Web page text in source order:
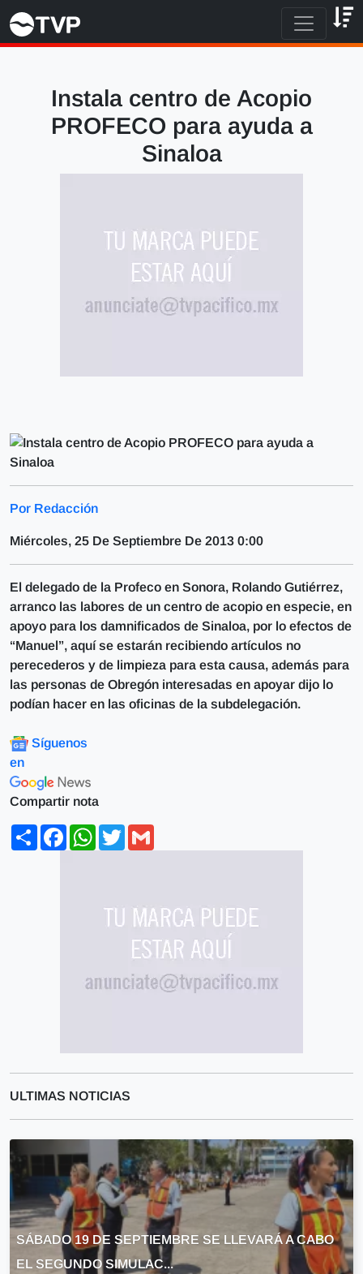
Instala centro de Acopio
PROFECO para ayuda a
Sinaloa
Por Redacción
Miércoles, 25 De Septiembre De 2013 0:00
El delegado de la Profeco en Sonora, Rolando Gutiérrez,
arranco las labores de un centro de acopio en especie, en
apoyo para los damnificados de Sinaloa, por lo efectos de
“Manuel”, aquí se estarán recibiendo artículos no
perecederos y de limpieza para esta causa, además para
las personas de Obregón interesadas en apoyar dijo lo
podían hacer en las oficinas de la subdelegación.
Síguenos
en
Compartir nota
ShareFacebookWhatsApp
Twitter
ULTIMAS NOTICIAS
SÁBADO 19 DE SEPTIEMBRE SE LLEVARÁ A CABO
EL SEGUNDO SIMULAC...